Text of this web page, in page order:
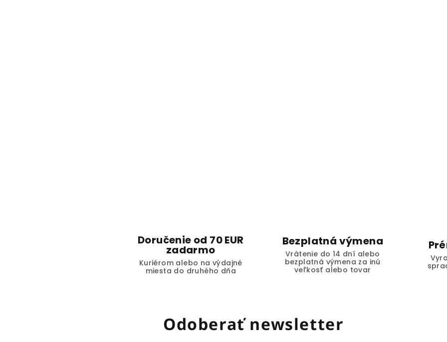
Doručenie od 70 EUR
zadarmo
Kuriérom alebo na výdajné
miesta do druhého dňa
Bezplatná výmena
Vrátenie do 14 dní alebo
bezplatná výmena za inú
veľkosť alebo tovar
Odoberať newsletter